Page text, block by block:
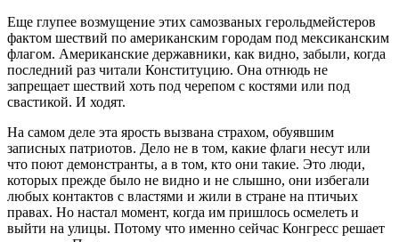
Еще глупее возмущение этих самозваных герольдмейстеров
фактом шествий по американским городам под мексиканским
флагом. Американские державники, как видно, забыли, когда
последний раз читали Конституцию. Она отнюдь не
запрещает шествий хоть под черепом с костями или под
свастикой. И ходят.
На самом деле эта ярость вызвана страхом, обуявшим
записных патриотов. Дело не в том, какие флаги несут или
что поют демонстранты, а в том, кто они такие. Это люди,
которых прежде было не видно и не слышно, они избегали
любых контактов с властями и жили в стране на птичьих
правах. Но настал момент, когда им пришлось осмелеть и
выйти на улицы. Потому что именно сейчас Конгресс решает